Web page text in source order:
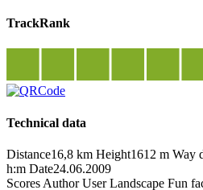
TrackRank
Technical data
Distance16,8 km Height1612 m Way
h:m Date24.06.2009
Scores Author User Landscape Fun